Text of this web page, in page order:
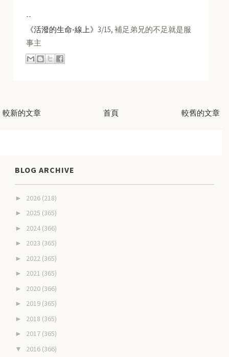
--
《活潑的生命-線上》3/15, 補足弟兄的不足就是服
事主
較新的文章 較舊的文章
首頁
BLOG ARCHIVE
► 2026 (218)
► 2025 (365)
► 2024 (366)
► 2023 (365)
► 2022 (365)
► 2021 (365)
► 2020 (366)
► 2019 (365)
► 2018 (365)
► 2017 (365)
▼ 2016 (366)